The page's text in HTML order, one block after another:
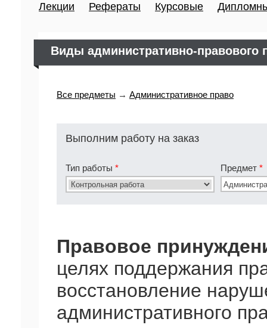
Лекции Рефераты Курсовые
Виды административно-правового
Все предметы → Административное право
Выполним работу на заказ
Тип работы * Предмет *
Правовое
целях поддержания
восстановление
административного